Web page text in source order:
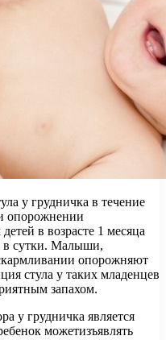
у грудничка в течение
опорожнении
в возрасте 1 месяца
в сутки. Малыши,
опорожняют
стула у таких младенцев
запахом.
у грудничка является
можетизъявлять